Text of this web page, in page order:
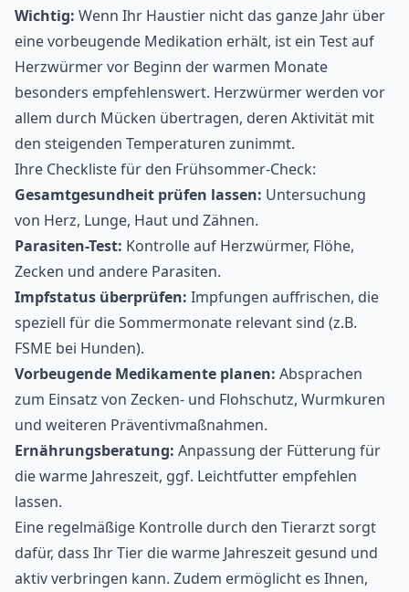
Wichtig: Wenn Ihr Haustier nicht das ganze Jahr über
eine vorbeugende Medikation erhält, ist ein Test auf
Herzwürmer vor Beginn der warmen Monate
besonders empfehlenswert. Herzwürmer werden vor
allem durch Mücken übertragen, deren Aktivität mit
den steigenden Temperaturen zunimmt.
Ihre Checkliste für den Frühsommer-Check:
Gesamtgesundheit prüfen lassen: Untersuchung
von Herz, Lunge, Haut und Zähnen.
Parasiten-Test: Kontrolle auf Herzwürmer, Flöhe,
Zecken und andere Parasiten.
Impfstatus überprüfen: Impfungen auffrischen, die
speziell für die Sommermonate relevant sind (z.B.
FSME bei Hunden).
Vorbeugende Medikamente planen: Absprachen
zum Einsatz von Zecken- und Flohschutz, Wurmkuren
und weiteren Präventivmaßnahmen.
Ernährungsberatung: Anpassung der Fütterung für
die warme Jahreszeit, ggf. Leichtfutter empfehlen
lassen.
Eine regelmäßige Kontrolle durch den Tierarzt sorgt
dafür, dass Ihr Tier die warme Jahreszeit gesund und
aktiv verbringen kann. Zudem ermöglicht es Ihnen,